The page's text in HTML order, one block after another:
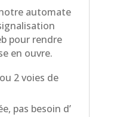
automate
pour rendre
en ouvre.
2 voies de
pas besoin d’